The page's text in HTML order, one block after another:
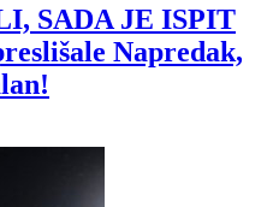
SADA JE ISPIT
Napredak,